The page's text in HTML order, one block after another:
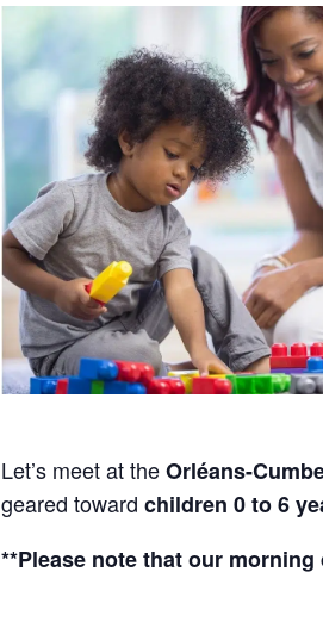
Let’s meet at theOrléans-
geared toward children 0 to 6
**Please note that our